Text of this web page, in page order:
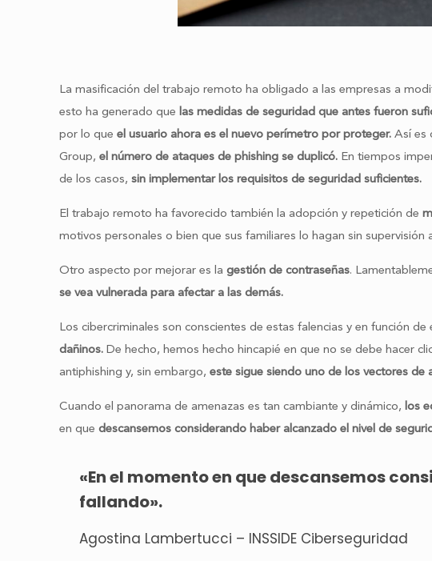
La masificación del trabajo remoto ha obligado a las empresas a
esto ha generado que las medidas de seguridad que antes fueron
por lo queel usuario ahora es el nuevo perímetro por proteger.Así es
Group, el número de ataques de phishing se duplicó. En tiempos
de los casos,sin implementar los requisitos de seguridad suficientes.
El trabajo remoto ha favorecido también la adopción y repetición de
motivos personales o bien que sus familiares lo hagan sin supervisión
Otro aspecto por mejorar es lagestión de contraseñas.
se vea vulnerada para afectar a las demás.
Los cibercriminales son conscientes de estas falencias y en función de
dañinos.De hecho, hemos hecho hincapié en que no se debe hacer
antiphishing y, sin embargo, este sigue siendo uno de los vectores de
Cuando el panorama de amenazas es tan cambiante y dinámico,los
en quedescansemos considerando haber alcanzado el nivel de
«En el momento en que descansemos
fallando».
Agostina Lambertucci – INSSIDE Ciberseguridad